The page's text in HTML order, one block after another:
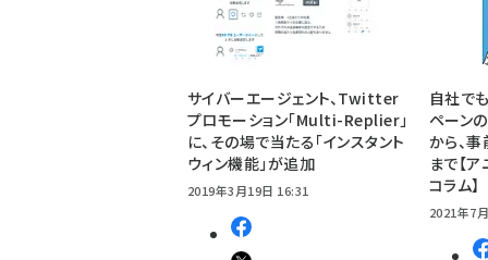
サイバーエージェント、Twitter
プロモーション「Multi-Replier」
に、その場で当たる「インスタント
ウィン機能」が追加
2019年3月19日 16:31
自社で
ペーン
から、
まで【
コラム】
2021年7